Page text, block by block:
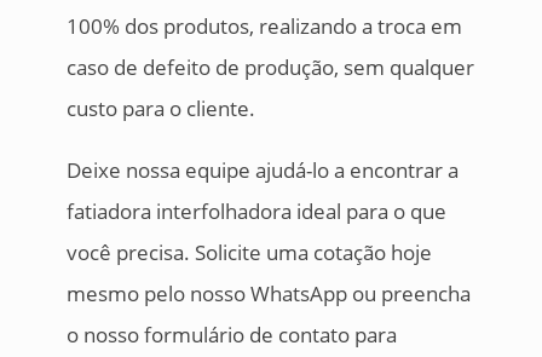
100% dos produtos, realizando a troca em
caso de defeito de produção, sem qualquer
custo para o cliente.
Deixe nossa equipe ajudá-lo a encontrar a
fatiadora interfolhadora ideal para o que
você precisa. Solicite uma cotação hoje
mesmo pelo nosso WhatsApp ou preencha
o nosso formulário de contato para